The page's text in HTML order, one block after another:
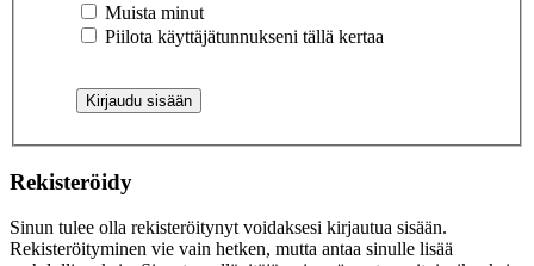
Muista minut
Piilota käyttäjätunnukseni tällä kertaa
Rekisteröidy
Sinun tulee olla rekisteröitynyt voidaksesi kirjautua sisään.
Rekisteröityminen vie vain hetken, mutta antaa sinulle lisää